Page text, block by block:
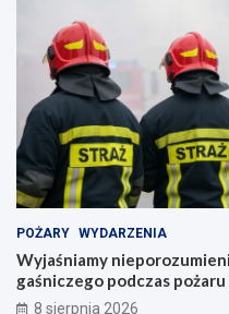
POŻARY WYDARZENIA
Wyjaśniamy
gaśniczego podczas
8 sierpnia 2026